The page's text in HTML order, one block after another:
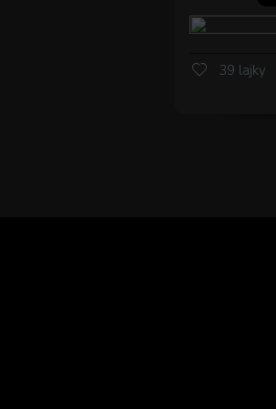
39 lajky